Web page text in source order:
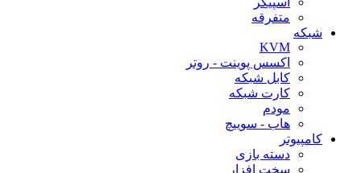
متفرقه
شبکه
KVM
اکسس پوینت - روتر
کابل شبکه
کارت شبکه
مودم
هاب - سوییچ
کامپیوتر
دسته بازی
سخت افزار